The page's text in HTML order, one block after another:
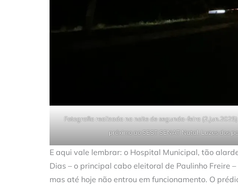
Fotografia realizada na noite de segunda-feira
próximo ao SEST SENAT Natal. Luzes dos
E aqui vale lembrar: o Hospital Municipal, tão
Dias – o principal cabo eleitoral de Paulinho Freire
mas até hoje não entrou em funcionamento. O